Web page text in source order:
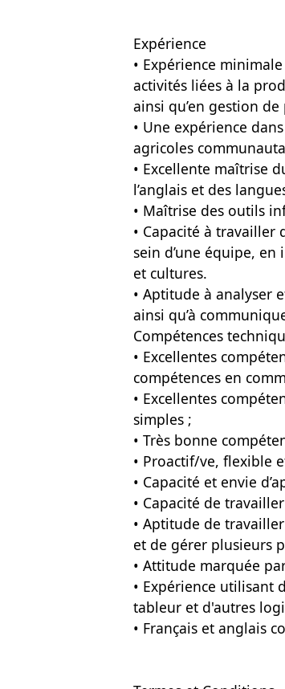
Expérience
• Expérience
activités liées à la
ainsi qu’en gestion
• Une expérience
agricoles
• Excellente maîtrise
l’anglais et des
• Maîtrise des outils
• Capacité à
sein d’une équipe,
et cultures.
• Aptitude à analyser
ainsi qu’à
Compétences
• Excellentes
compétences en
• Excellentes
simples ;
• Très bonne
• Proactif/ve, flexible
• Capacité et envie
• Capacité de
• Aptitude de
et de gérer plusieurs
• Attitude marquée
• Expérience utilisant
tableur et d'autres
• Français et anglais